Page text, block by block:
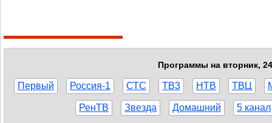
Программы на вторник,
Первый Россия-1 СТС ТВ3 НТВ ТВЦ
РенТВ Звезда Домашний 5 канал